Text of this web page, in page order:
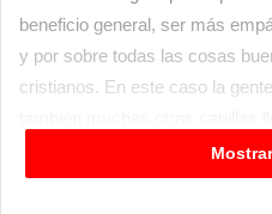
beneficio general, ser más
y por sobre todas las cosas
cristianos. En este caso la
actividades que unen a la